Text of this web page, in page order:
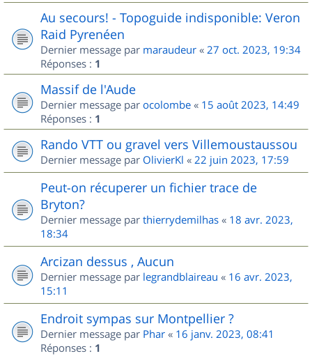
Au secours! - Topoguide indisponible: Veron
Raid Pyrenéen
Dernier message par maraudeur « 27 oct. 2023, 19:34
Réponses : 1
Massif de l'Aude
Dernier message par ocolombe « 15 août 2023, 14:49
Réponses : 1
Rando VTT ou gravel vers Villemoustaussou
Dernier message par OlivierKl « 22 juin 2023, 17:59
Peut-on récuperer un fichier trace de
Bryton?
Dernier message par thierrydemilhas « 18 avr. 2023,
18:34
Arcizan dessus , Aucun
Dernier message par legrandblaireau « 16 avr. 2023,
15:11
Endroit sympas sur Montpellier ?
Dernier message par Phar « 16 janv. 2023, 08:41
Réponses : 1